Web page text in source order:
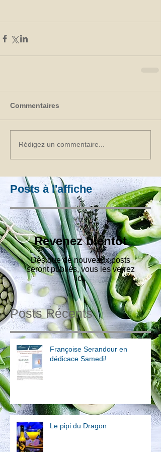
Commentaires
Rédigez un commentaire...
Posts à l'affiche
Revenez bientôt
Dès que de nouveaux posts
seront publiés, vous les verrez
ici.
Posts Récents
Françoise Serandour en
dédicace Samedi!
Le pipi du Dragon